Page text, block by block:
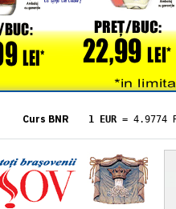
Curs BNR 1 EUR = 4.9774
= 5.8304
1 XAU= 464.4611
1 AED= 1.1933
1 AUD= 2.7957
1 BGN= 2.5449